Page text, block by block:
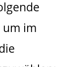
im